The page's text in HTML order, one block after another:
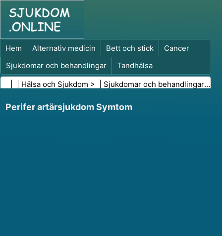
Hem Alternativ medicin Bett och stick
Cancer
Sjukdomar och behandlingar
Tandhälsa
Kost och näring
Familjehälsa
Hälsa och Sjukdom > | Sjukdomar och behandlingar|
Perifer artärsjukdom Symtom